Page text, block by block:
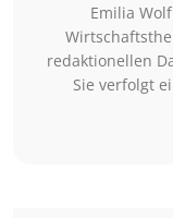
Emilia
redaktionellen
Sie verfolgt